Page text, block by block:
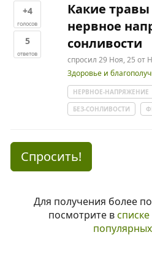
+4
голосов
5
ответов
Какие
нервное
сонливости
спросил 29 Ноя, 25 от
Здоровье и
НЕРВНОЕ-НАПРЯЖЕНИЕ
БЕЗ-СОНЛИВОСТИ
Спросить!
Для получения более
посмотрите в
популярных